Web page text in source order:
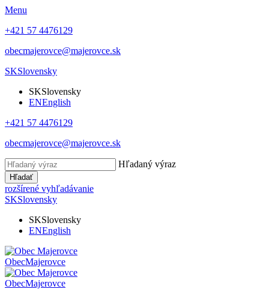
Menu
+421 57 4476129
obecmajerovce@majerovce.sk
SKSlovensky
SKSlovensky
ENEnglish
+421 57 4476129
obecmajerovce@majerovce.sk
Hľadaný výraz
Hľadať
rozšírené vyhľadávanie
SKSlovensky
SKSlovensky
ENEnglish
ObecMajerovce
ObecMajerovce